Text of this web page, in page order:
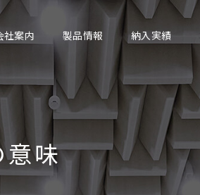
社案内 製品情報 納入実績
意味